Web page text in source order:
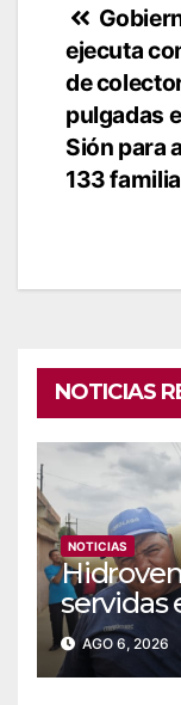
de
ejecuta
de
pulgadas
Sión para
133
NOTICIAS
NOTICIAS
servidas
AGO 6, 2026